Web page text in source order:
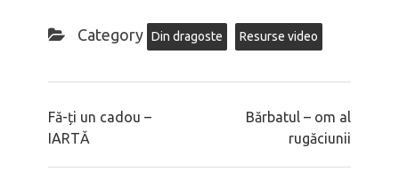
Category Din dragoste Resurse video
Fă-ți un cadou –
IARTĂ
Bărbatul – om al
rugăciunii